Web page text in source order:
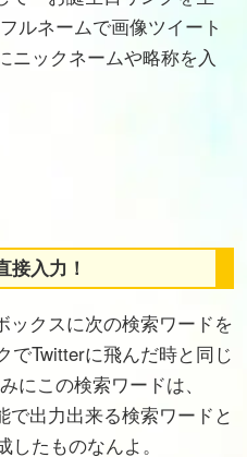
ルネームで画像ツイート
ニックネームや略称を入
入力！
ックスに次の検索ワードを
でTwitterに飛んだ時と同じ
にこの検索ワードは、
で出力出来る検索ワードと
たものなんよ。